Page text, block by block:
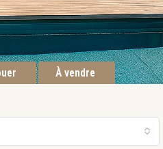
À vendre